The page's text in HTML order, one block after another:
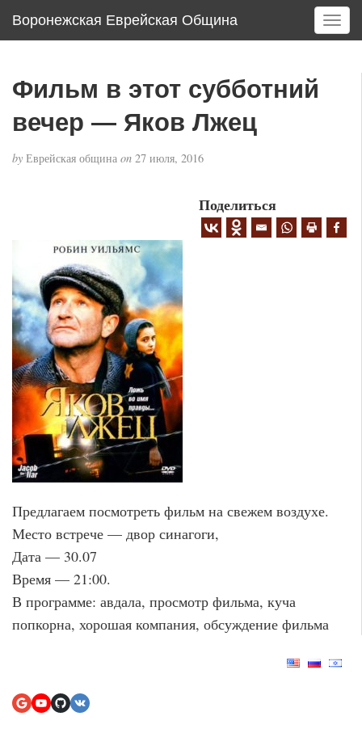
Воронежская Еврейская Община
T
o
a
t
Фильм в этот субботний
вечер — Яков Лжец
by Еврейская община on 27 июля, 2016
Поделиться
Предлагаем посмотреть фильм на свежем воздухе.
Место встрече — двор синагоги,
Дата — 30.07
Время — 21:00.
В программе: авдала, просмотр фильма, куча
попкорна, хорошая компания, обсуждение фильма